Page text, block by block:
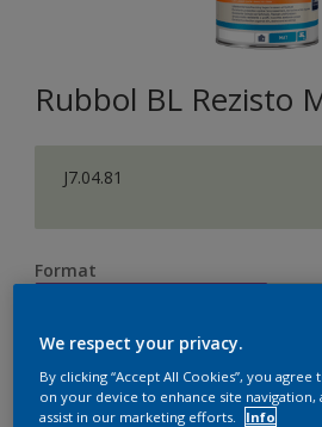
Rubbol BL Rezisto
J7.04.81
Format
Quantité Calculateur de
We respect your privacy.
By clicking “Accept All Cookies”, you
on your device to enhance site navigation,
assist in our marketing efforts.
Info